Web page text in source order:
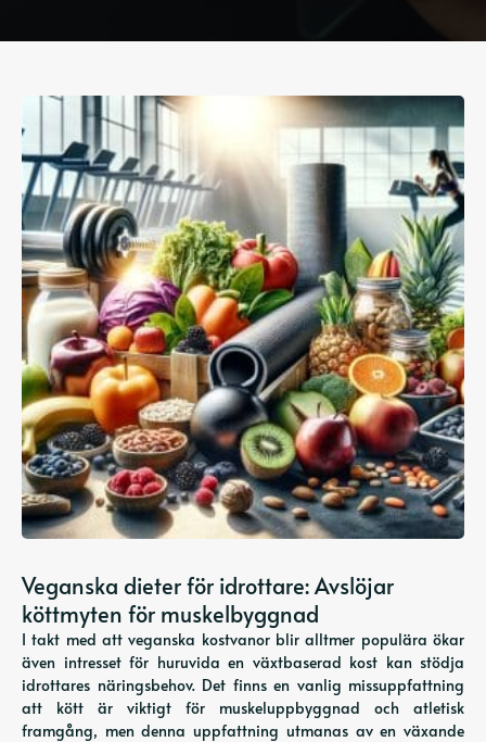
Veganska dieter för idrottare: Avslöjar
köttmyten för muskelbyggnad
I takt med att veganska kostvanor blir alltmer populära ökar
även intresset för huruvida en växtbaserad kost kan stödja
idrottares näringsbehov. Det finns en vanlig missuppfattning
att kött är viktigt för muskeluppbyggnad och atletisk
framgång, men denna uppfattning utmanas av en växande